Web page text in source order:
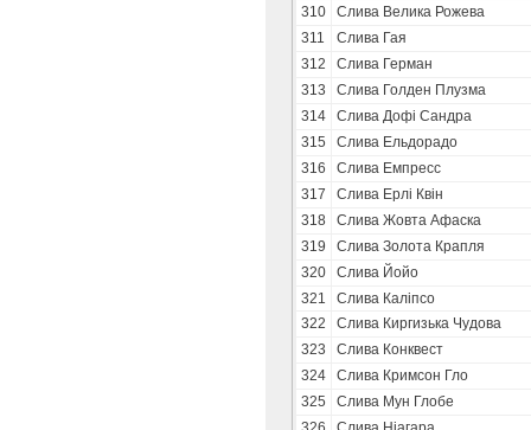
310
Слива Велика Рожева
311
Слива Гая
312
Слива Герман
313
Слива Голден Плузма
314
Слива Дофі Сандра
315
Слива Ельдорадо
316
Слива Емпресс
317
Слива Ерлі Квін
318
Слива Жовта Афаска
319
Слива Золота Крапля
320
Слива Йойо
321
Слива Каліпсо
322
Слива Киргизька Чудова
323
Слива Конквест
324
Слива Кримсон Гло
325
Слива Мун Глобе